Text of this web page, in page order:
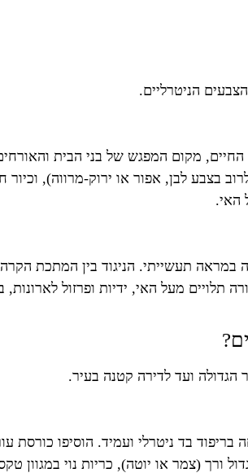
הניטרליים.
מקום המפגש של בני הבית
האי.
תעשייתי. הניגוד בין המתכת
תלויים מעל האי, ידיות ופרזול
הגדולה ועד לדירה קטנה בעיר.
בד ניטרלי ועמיד. הוסיפו
(צמר או יוטה), כריות נוי במגוון